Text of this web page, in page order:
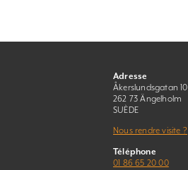
Adresse
Åkerslundsgatan 10
262 73 Ängelholm
SUÈDE
Nous rendre visite ?
Téléphone
01 86 65 20 00